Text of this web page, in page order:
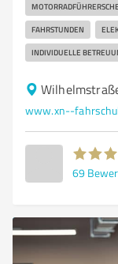
FAHRSTUNDEN
INDIVIDUELLE
www.xn--
69